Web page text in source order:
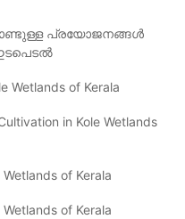
പ്രയോജനങ്ങൾ
Wetlands of Kerala
in Kole Wetlands
of Kerala
of Kerala